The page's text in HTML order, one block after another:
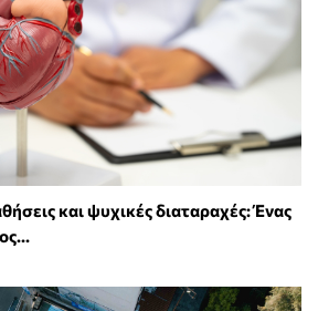
και ψυχικές διαταραχές: Ένας